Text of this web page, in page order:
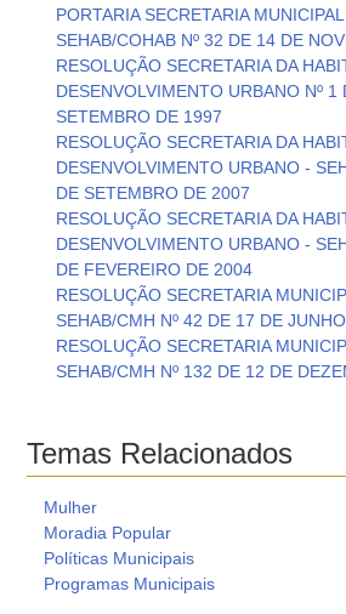
PORTARIA SECRETARIA
SEHAB/COHAB Nº 32 DE 14 DE
RESOLUÇÃO SECRETARIA DA
DESENVOLVIMENTO URBANO Nº 1
SETEMBRO DE 1997
RESOLUÇÃO SECRETARIA DA
DESENVOLVIMENTO URBANO -
DE SETEMBRO DE 2007
RESOLUÇÃO SECRETARIA DA
DESENVOLVIMENTO URBANO -
DE FEVEREIRO DE 2004
RESOLUÇÃO SECRETARIA
SEHAB/CMH Nº 42 DE 17 DE
RESOLUÇÃO SECRETARIA
SEHAB/CMH Nº 132 DE 12 DE
Temas Relacionados
Mulher
Moradia Popular
Políticas Municipais
Programas Municipais